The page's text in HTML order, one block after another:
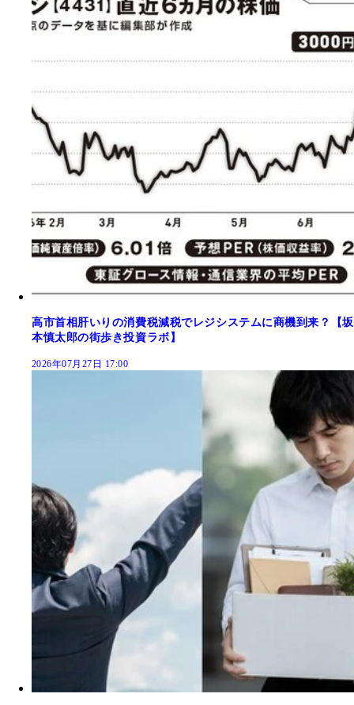
高市首相肝いりの消費税減税でレジシステムに商機到来？【坂
本慎太郎の街歩き投資ラボ】
2026年07月27日 17:00